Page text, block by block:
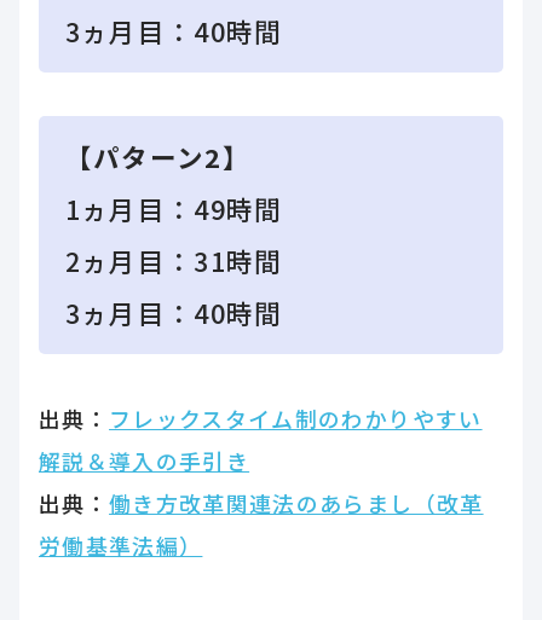
3ヵ月目：40時間
【パターン2】
1ヵ月目：49時間
2ヵ月目：31時間
3ヵ月目：40時間
出典： フレックスタイム制のわかりやすい
解説＆導入の手引き
出典：働き方改革関連法のあらまし（改革
労働基準法編）